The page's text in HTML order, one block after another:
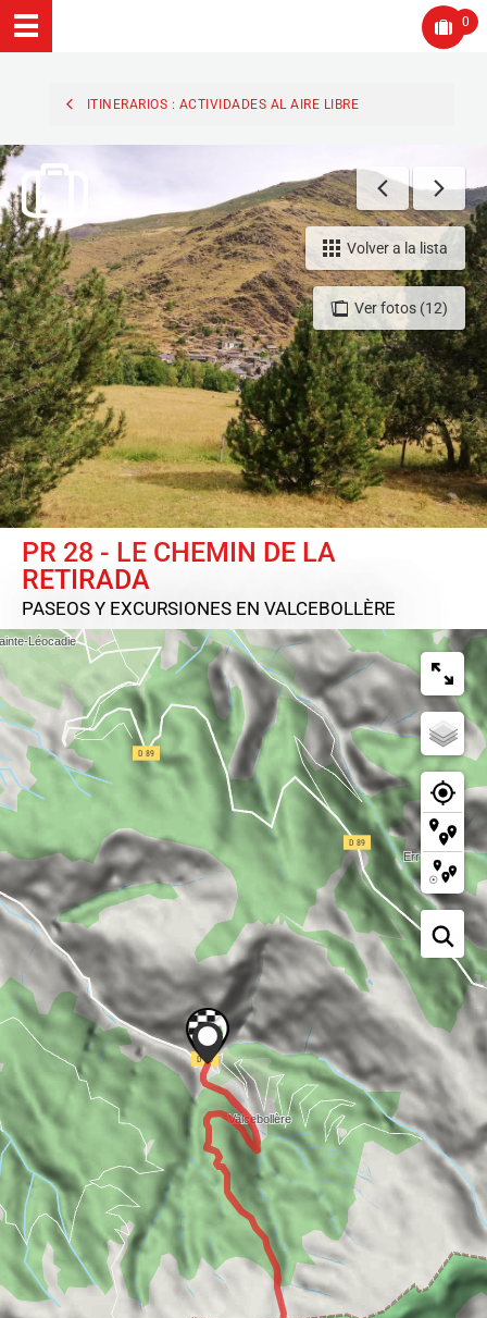
0
ITINERARIOS : ACTIVIDADES AL AIRE LIBRE
Ver fotos (12)
Volver a la lista
PR 28 - LE CHEMIN DE LA
RETIRADA
PASEOS Y EXCURSIONES EN VALCEBOLLÈRE